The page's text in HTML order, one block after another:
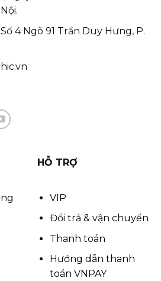
4 Ngõ 91 Trần Duy Hưng, P.
HỖ TRỢ
VIP
Đổi trả & vận chuyển
Thanh toán
Hướng dẫn thanh
toán VNPAY